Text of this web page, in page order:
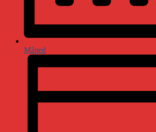
Måned